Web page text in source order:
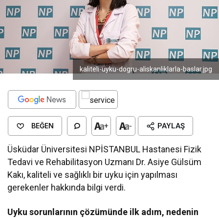
kaliteli-uyku-dogru-aliskanliklarla-baslar.jpg
BEĞEN + - PAYLAŞ
Üsküdar Üniversitesi NPİSTANBUL Hastanesi Fizik
Tedavi ve Rehabilitasyon Uzmanı Dr. Asiye Gülsüm
Kakı, kaliteli ve sağlıklı bir uyku için yapılması
gerekenler hakkında bilgi verdi.
Uyku sorunlarının çözümünde ilk adım, nedenin